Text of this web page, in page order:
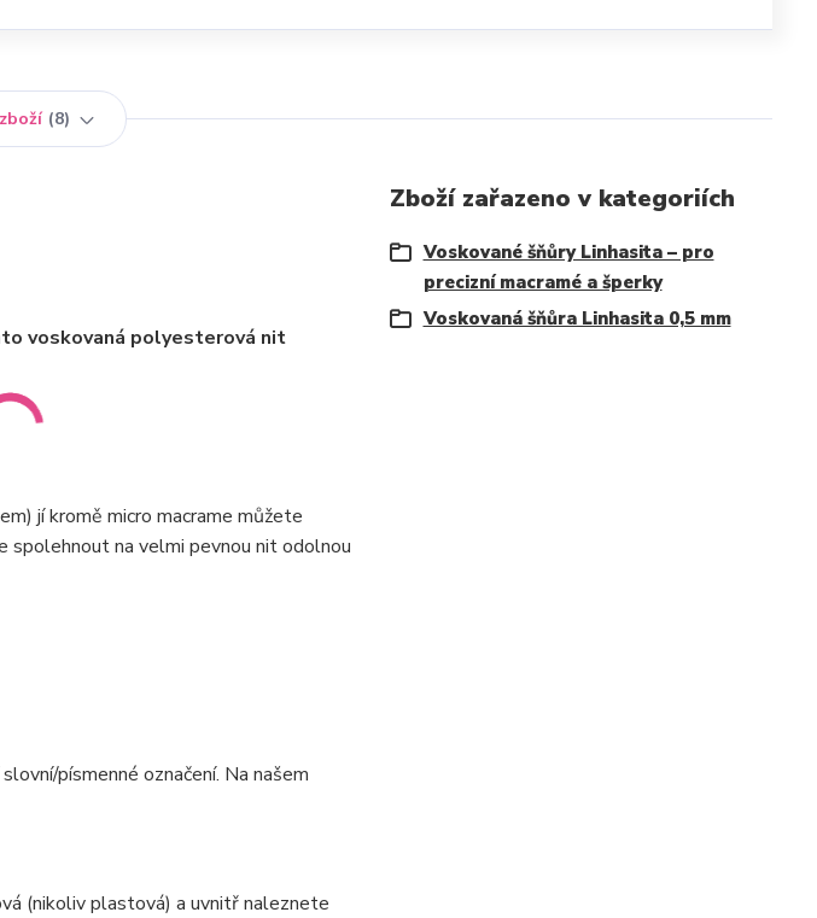
8
voskovaná polyesterová nit
jí kromě micro macrame můžete
spolehnout na velmi pevnou nit odolnou
písmenné označení. Na našem
(nikoliv plastová) a uvnitř naleznete
Zboží zařazeno v kategoriích
Voskované šňůry Linhasita – pro
precizní macramé a šperky
Voskovaná šňůra Linhasita 0,5 mm